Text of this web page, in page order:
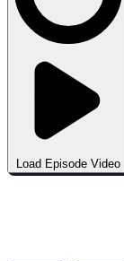
Load Episode Video